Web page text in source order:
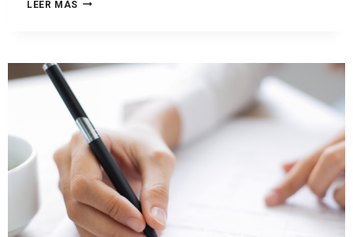
LEER MÁS